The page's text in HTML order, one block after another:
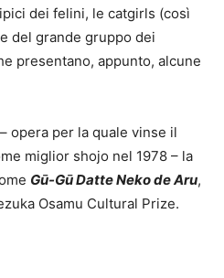
dei felini, le catgirls (così
del grande gruppo dei
presentano, appunto, alcune
opera per la quale vinse il
miglior shojo nel 1978 – la
Gū-Gū Datte Neko de Aru,
Osamu Cultural Prize.